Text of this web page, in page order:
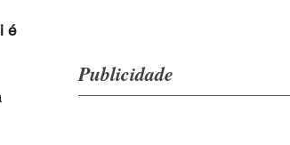
é
Publicidade